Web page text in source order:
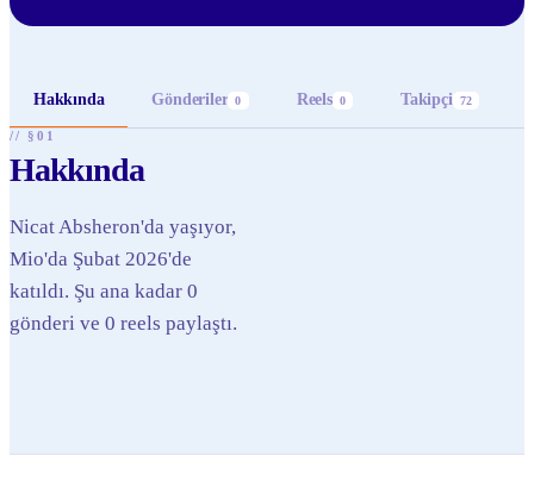
Hakkında Gönderiler 0 Reels 0 Takipçi 72
// §01
Hakkında
Nicat Absheron'da yaşıyor,
Mio'da Şubat 2026'de
katıldı. Şu ana kadar 0
gönderi ve 0 reels paylaştı.